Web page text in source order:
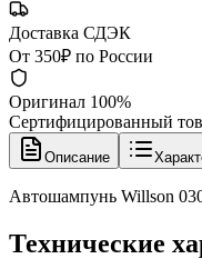
Доставка СДЭК
От 350₽ по России
Оригинал 100%
Сертифицированный
Описание
Автошампунь Willson
Технические